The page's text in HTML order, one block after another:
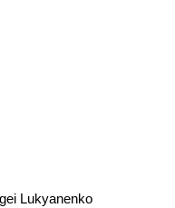
Lukyanenko